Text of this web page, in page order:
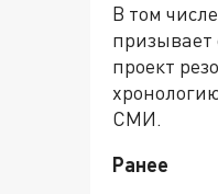
В том
проект
СМИ.
Ранее